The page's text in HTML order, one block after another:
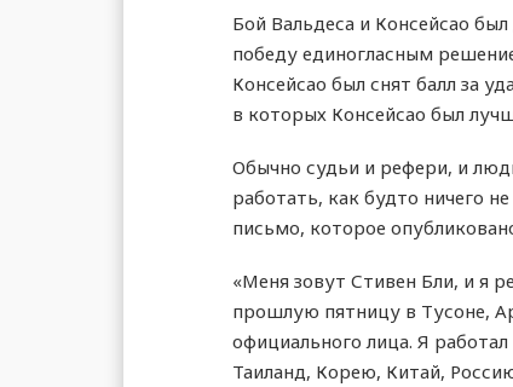
Бой Вальдеса и Консейсао
победу единогласным
Консейсао был снят балл за
в которых Консейсао был
Обычно судьи и рефери, и
работать, как будто ничего
письмо, которое
«Меня зовут Стивен Бли, и я
прошлую пятницу в Тусоне,
официального лица. Я
Таиланд, Корею, Китай,